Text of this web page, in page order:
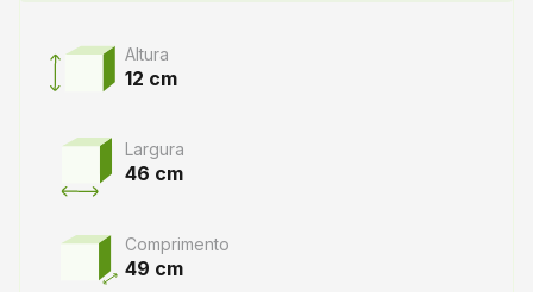
Altura
12 cm
Largura
46 cm
Comprimento
49 cm